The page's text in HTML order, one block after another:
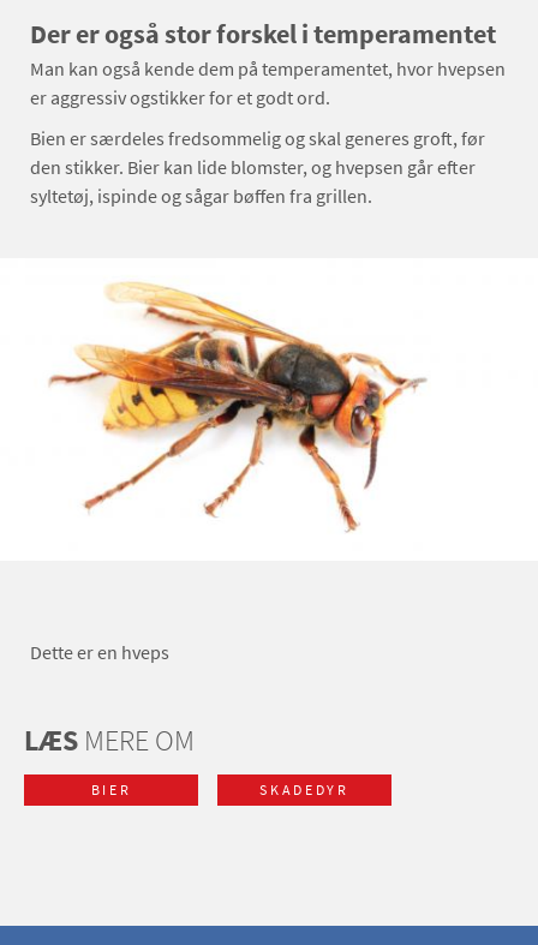
Der er også stor forskel i temperamentet
Man kan også kende dem på temperamentet, hvor hvepsen
er aggressiv ogstikker for et godt ord.
Bien er særdeles fredsommelig og skal generes groft, før
den stikker. Bier kan lide blomster, og hvepsen går efter
syltetøj, ispinde og sågar bøffen fra grillen.
Dette er en hveps
LÆS MERE OM
BIER SKADEDYR